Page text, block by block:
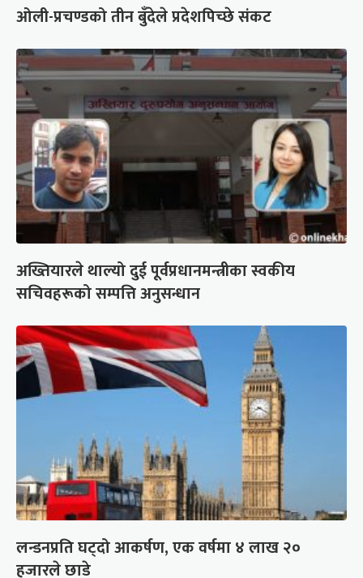
ओली-प्रचण्डको तीन बुँदेले प्रदेशपिच्छे संकट
अख्तियारले थाल्यो दुई पूर्वप्रधानमन्त्रीका स्वकीय
सचिवहरूको सम्पत्ति अनुसन्धान
लन्डनप्रति घट्दो आकर्षण, एक वर्षमा ४ लाख २०
हजारले छाडे